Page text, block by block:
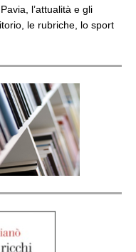
l’attualità e gli
le rubriche, lo sport